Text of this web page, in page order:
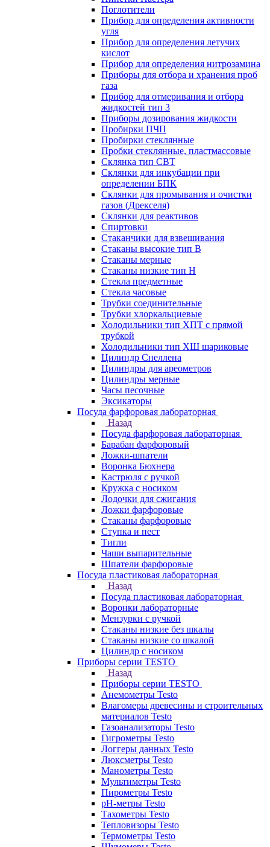
Поглотители
Прибор для определения активности
угля
Прибор для определения летучих
кислот
Прибор для определения нитрозамина
Приборы для отбора и хранения проб
газа
Прибор для отмеривания и отбора
жидкостей тип 3
Приборы дозирования жидкости
Пробирки ПЧП
Пробирки стеклянные
Пробки стеклянные, пластмассовые
Склянка тип СВТ
Склянки для инкубации при
определении БПК
Склянки для промывания и очистки
газов (Дрекселя)
Склянки для реактивов
Спиртовки
Стаканчики для взвешивания
Стаканы высокие тип В
Стаканы мерные
Стаканы низкие тип Н
Стекла предметные
Стекла часовые
Трубки соединительные
Трубки хлоркальциевые
Холодильники тип ХПТ с прямой
трубкой
Холодильники тип ХШ шариковые
Цилиндр Снеллена
Цилиндры для ареометров
Цилиндры мерные
Часы песочные
Эксикаторы
Посуда фарфоровая лабораторная
Назад
Посуда фарфоровая лабораторная
Барабан фарфоровый
Ложки-шпатели
Воронка Бюхнера
Кастрюля с ручкой
Кружка с носиком
Лодочки для сжигания
Ложки фарфоровые
Стаканы фарфоровые
Ступка и пест
Тигли
Чаши выпарительные
Шпатели фарфоровые
Посуда пластиковая лабораторная
Назад
Посуда пластиковая лабораторная
Воронки лабораторные
Мензурки с ручкой
Стаканы низкие без шкалы
Стаканы низкие со шкалой
Цилиндр с носиком
Приборы серии TESTO
Назад
Приборы серии TESTO
Анемометры Testo
Влагомеры древесины и строительных
материалов Testo
Газоанализаторы Testo
Гигрометры Testo
Логгеры данных Testo
Люксметры Testo
Манометры Testo
Мультиметры Testo
Пирометры Testo
pH-метры Testo
Тахометры Testo
Тепловизоры Testo
Термометры Testo